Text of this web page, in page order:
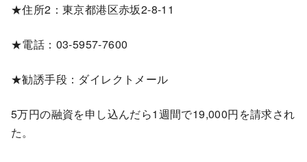
★住所2：東京都港区赤坂2-8-11
★電話：03-5957-7600
★勧誘手段：ダイレクトメール
5万円の融資を申し込んだら1週間で19,000円を請求され
た。